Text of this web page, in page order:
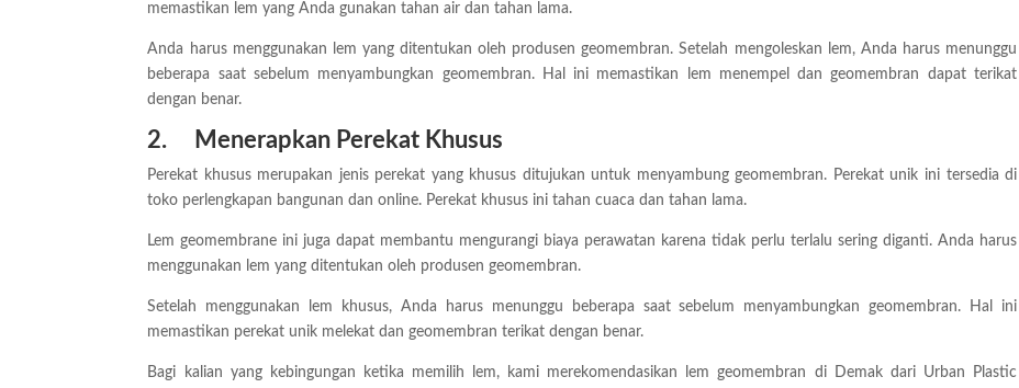
memastikan lem yang Anda gunakan tahan air dan tahan lama.
Anda harus menggunakan lem yang ditentukan oleh produsen geomembran. Setelah mengoleskan lem, Anda harus menunggu
beberapa saat sebelum menyambungkan geomembran. Hal ini memastikan lem menempel dan geomembran dapat terikat
dengan benar.
2. Menerapkan Perekat Khusus
Perekat khusus merupakan jenis perekat yang khusus ditujukan untuk menyambung geomembran. Perekat unik ini tersedia di
toko perlengkapan bangunan dan online. Perekat khusus ini tahan cuaca dan tahan lama.
Lem geomembrane ini juga dapat membantu mengurangi biaya perawatan karena tidak perlu terlalu sering diganti. Anda harus
menggunakan lem yang ditentukan oleh produsen geomembran.
Setelah menggunakan lem khusus, Anda harus menunggu beberapa saat sebelum menyambungkan geomembran. Hal ini
memastikan perekat unik melekat dan geomembran terikat dengan benar.
Bagi kalian yang kebingungan ketika memilih lem, kami merekomendasikan lem geomembran di Demak dari Urban Plastic